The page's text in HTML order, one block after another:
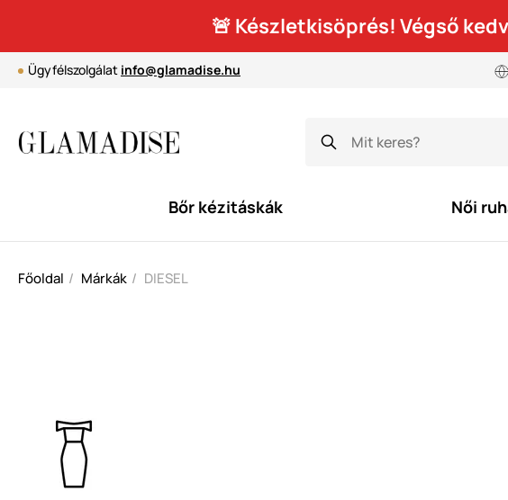
🚨 Készletkisöprés! Végső
Ügyfélszolgálat info@glamadise.hu
Bőr kézitáskák Női
Főoldal Márkák DIESEL